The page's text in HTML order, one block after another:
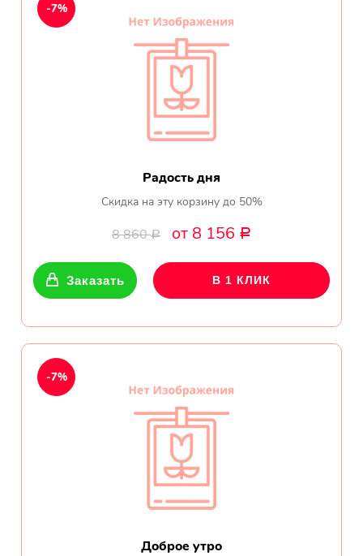
Радость дня
Скидка на эту корзину до 50%
8 860Р от 8 156 Р
-7%
Заказать В 1 КЛИК
Доброе утро
-7%